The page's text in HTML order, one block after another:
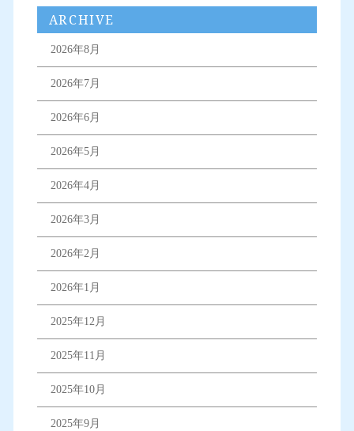
ARCHIVE
2026年8月
2026年7月
2026年6月
2026年5月
2026年4月
2026年3月
2026年2月
2026年1月
2025年12月
2025年11月
2025年10月
2025年9月